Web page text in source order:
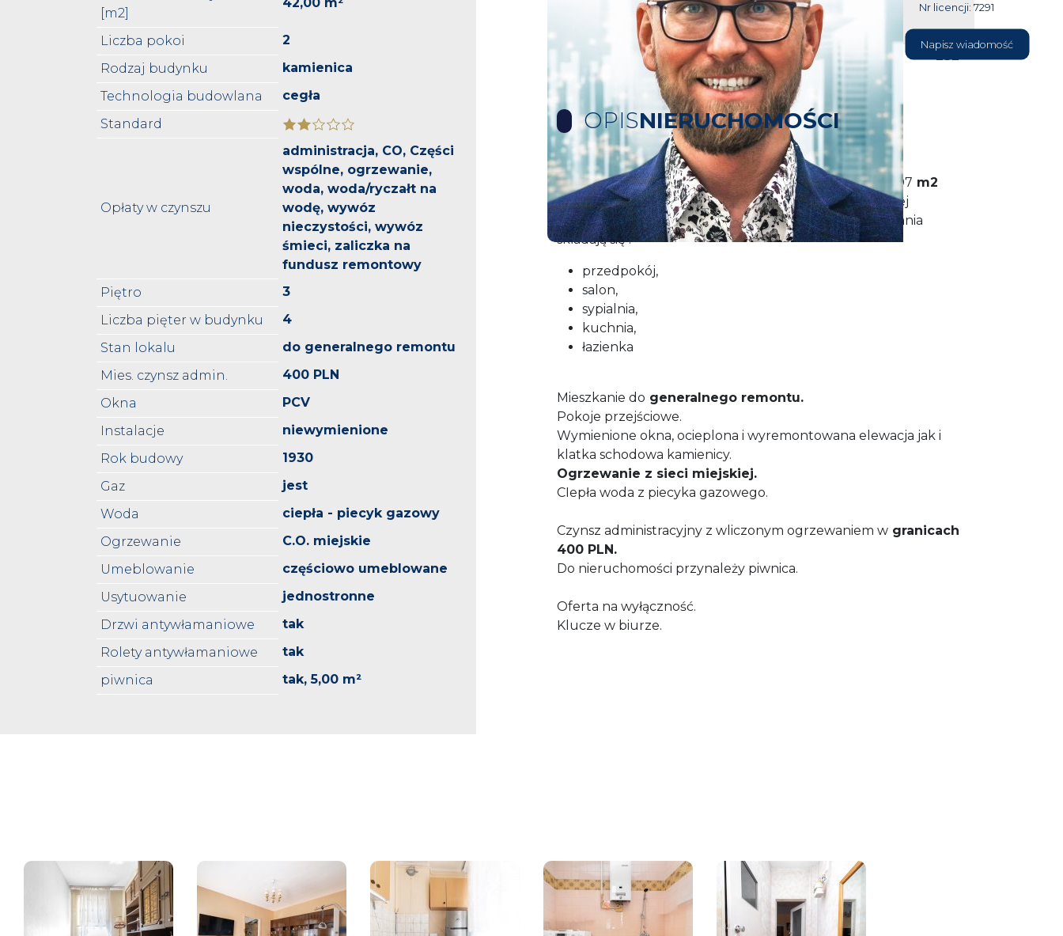
[m2]
Liczba pokoi
2
Rodzaj budynku
kamienica
Technologia budowlana
cegła
Standard
Opłaty w czynszu
administracja, CO, Części
wspólne, ogrzewanie,
woda, woda/ryczałt na
wodę, wywóz
nieczystości, wywóz
śmieci, zaliczka na
fundusz remontowy
Piętro
3
Liczba pięter w budynku
4
Stan lokalu
do generalnego remontu
Mies. czynsz admin.
400 PLN
Okna
PCV
Instalacje
niewymienione
Rok budowy
1930
Gaz
jest
Woda
ciepła - piecyk gazowy
Ogrzewanie
C.O. miejskie
Umeblowanie
częściowo umeblowane
Usytuowanie
jednostronne
Drzwi antywłamaniowe
tak
Rolety antywłamaniowe
tak
piwnica
tak, 5,00 m²
Nr licencji: 7291
604 177
232
Napisz wiadomość
OPISNIERUCHOMOŚCI
Na sprzedaż 2 pokojowe mieszkanie o powierzchni 45,07 m2
znajdujące się na 3 piętrze w oficynie wyremontowanej
kamienicy przyul. Jagiełły 3. Na powierzchnie mieszkania
składają się :
przedpokój,
salon,
sypialnia,
kuchnia,
łazienka
Mieszkanie do generalnego remontu.
Pokoje przejściowe.
Wymienione okna, ocieplona i wyremontowana elewacja jak i
klatka schodowa kamienicy.
Ogrzewanie z sieci miejskiej.
CIepła woda z piecyka gazowego.
Czynsz administracyjny z wliczonym ogrzewaniem w granicach
400 PLN.
Do nieruchomości przynależy piwnica.
Oferta na wyłączność.
Klucze w biurze.